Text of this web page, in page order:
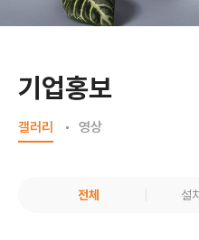
기업홍보
갤러리 영상
전체 설